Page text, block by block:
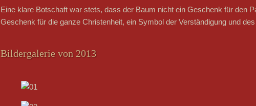
Eine klare Botschaft war stets, dass der Baum nicht ein Geschenk für den
Geschenk für die ganze Christenheit, ein Symbol der Verständigung und
Bildergalerie von 2013